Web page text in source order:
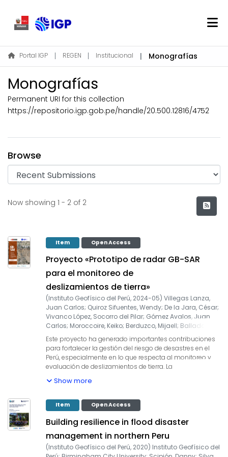
Home
About REGEN
Communities & Collections
Find
Statistics
Portal IGP REGEN Institucional Monografías
Monografías
Permanent URI for this collection
https://repositorio.igp.gob.pe/handle/20.500.12816/4752
Browse
Recent Submissions
Now showing 1 - 2 of 2
Item Open Access
Proyecto «Prototipo de radar GB-SAR
para el monitoreo de
deslizamientos de tierra»
(Instituto Geofísico del Perú, 2024-05) Villegas Lanza,
Juan Carlos; Quiroz Sifuentes, Wendy; De la Jara, César;
Vivanco López, Socorro del Pilar; Gómez Avalos, Juan
Carlos; Moroccoire, Keiko; Berduzco, Mijaell; Balladares,
Óscar
Este proyecto ha generado importantes contribuciones
para fortalecer la gestión del riesgo de desastres en el
Perú, especialmente en lo que respecta al monitoreo y
evaluación de deslizamientos de tierra. La
operación en zonas críticas como Cuenca y Tabernuy,
terreno, lo que permite detectar áreas inestables y
cuantificar los desplazamientos con precisión
milimétrica.
Estos datos son de gran utilidad para los tomadores de
decisiones en la gestión de riesgos, ya que les permite
Show more
Item Open Access
Building resilience in flood disaster
management in northern Peru
(Instituto Geofísico del Perú, 2020) Instituto Geofísico del